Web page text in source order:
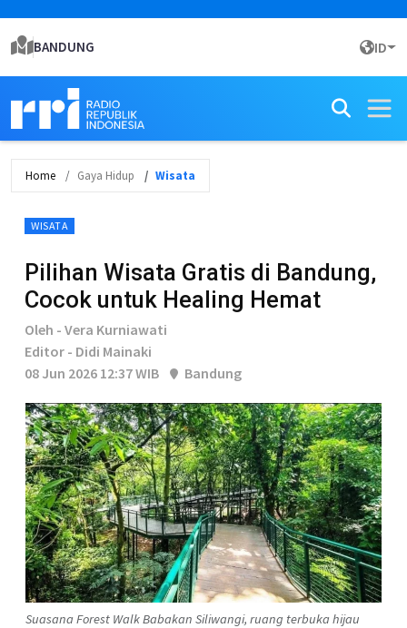
BANDUNG ID
Home Gaya Hidup Wisata
WISATA
Pilihan Wisata Gratis di Bandung,
Cocok untuk Healing Hemat
Oleh - Vera Kurniawati
Editor - Didi Mainaki
08 Jun 2026 12:37 WIB
Bandung
Suasana Forest Walk Babakan Siliwangi, ruang terbuka hijau